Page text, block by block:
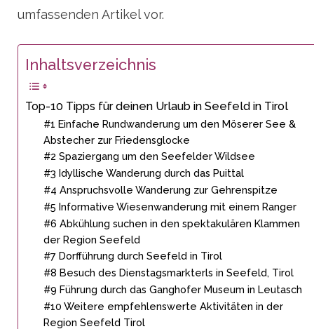
umfassenden Artikel vor.
Inhaltsverzeichnis
Top-10 Tipps für deinen Urlaub in Seefeld in Tirol
#1 Einfache Rundwanderung um den Möserer See &
Abstecher zur Friedensglocke
#2 Spaziergang um den Seefelder Wildsee
#3 Idyllische Wanderung durch das Puittal
#4 Anspruchsvolle Wanderung zur Gehrenspitze
#5 Informative Wiesenwanderung mit einem Ranger
#6 Abkühlung suchen in den spektakulären Klammen
der Region Seefeld
#7 Dorfführung durch Seefeld in Tirol
#8 Besuch des Dienstagsmarkterls in Seefeld, Tirol
#9 Führung durch das Ganghofer Museum in Leutasch
#10 Weitere empfehlenswerte Aktivitäten in der
Region Seefeld Tirol